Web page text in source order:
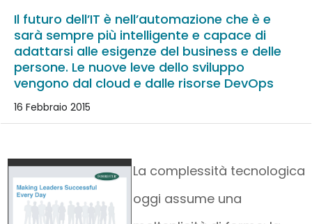
Il futuro dell’IT è nell’automazione che è e
sarà sempre più intelligente e capace di
adattarsi alle esigenze del business e delle
persone. Le nuove leve dello sviluppo
vengono dal cloud e dalle risorse DevOps
16 Febbraio 2015
La complessità tecnologica
oggi assume una